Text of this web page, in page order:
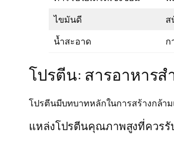
ไขมันดี
ส
น้ำสะอาด
ก
โปรตีน: สารอาหาร
โปรตีนมีบทบาทหลักในการสร้างกล้า
แหล่งโปรตีนคุณภาพสูงที่ควรรั